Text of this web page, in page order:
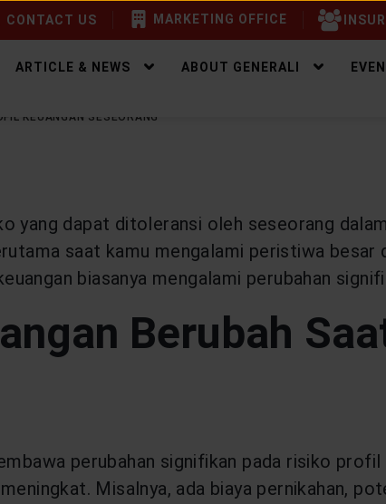
CONTACT US MARKETING OFFICE
ARTICLE & NEWS ABOUT GENERALI
KEUANGAN SESEORANG
yang dapat ditoleransi oleh seseorang
saat kamu mengalami peristiwa besar
biasanya mengalami perubahan
Berubah
perubahan signifikan pada risiko profil
Misalnya, ada biaya pernikahan,